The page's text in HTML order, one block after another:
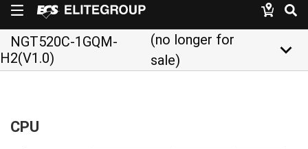
NGT520C-1GQM-
H2(V1.0)
(no longer for
sale)
keyboard_arrow_down
CPU